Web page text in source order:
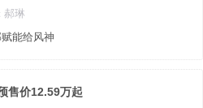
郝琳
能给风神
售价12.59万起